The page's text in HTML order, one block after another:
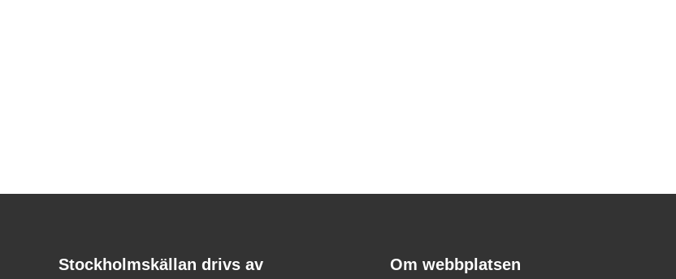
Stockholmskällan drivs av Om webbplatsen